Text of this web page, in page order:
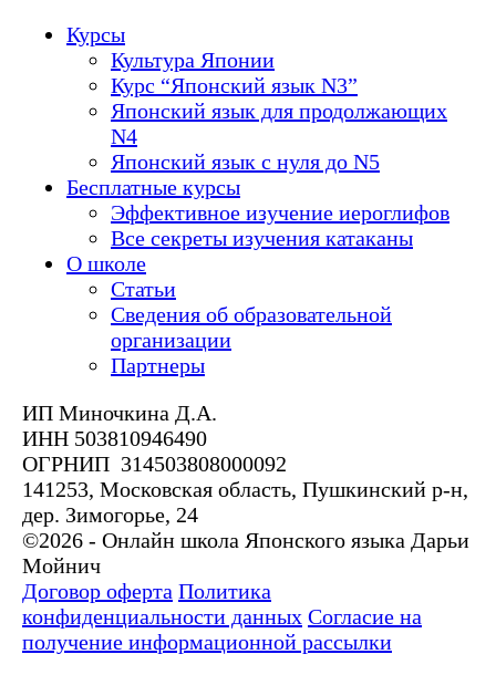
Курсы
Культура Японии
Курс “Японский язык N3”
Японский язык для продолжающих
N4
Японский язык с нуля до N5
Бесплатные курсы
Эффективное изучение иероглифов
Все секреты изучения катаканы
О школе
Статьи
Сведения об образовательной
организации
Партнеры
ИП Миночкина Д.А.
ИНН 503810946490
ОГРНИП 314503808000092
141253, Московская область, Пушкинский р-н,
дер. Зимогорье, 24
©2026 - Онлайн школа Японского языка Дарьи
Мойнич
Договор оферта Политика
конфиденциальности данных Согласие на
получение информационной рассылки